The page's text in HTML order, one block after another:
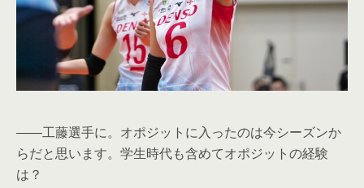
――工藤選手に。オポジットに入ったのは今シーズンか
らだと思います。学生時代も含めてオポジットの経験
は？